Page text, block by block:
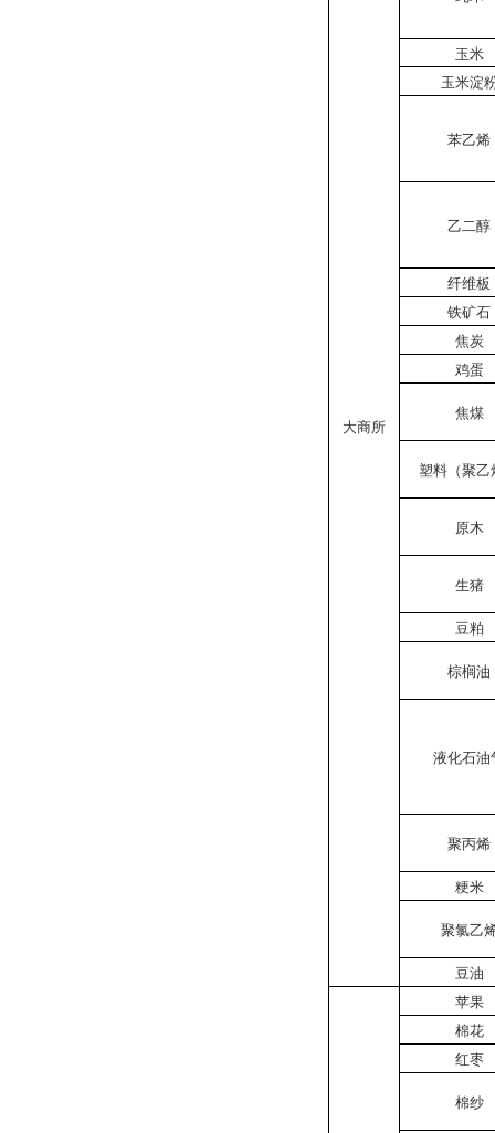
大商所
玉米
玉米淀
苯乙烯
乙二醇
纤维板
铁矿石
焦炭
鸡蛋
焦煤
塑料（聚乙
原木
生猪
豆粕
棕榈油
液化石油
聚丙烯
粳米
聚氯乙
豆油
苹果
棉花
红枣
棉纱